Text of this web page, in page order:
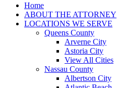
Home
ABOUT THE ATTORNEY
LOCATIONS WE SERVE
Queens County
Arverne City
Astoria City
View All Cities
Nassau County
Albertson City